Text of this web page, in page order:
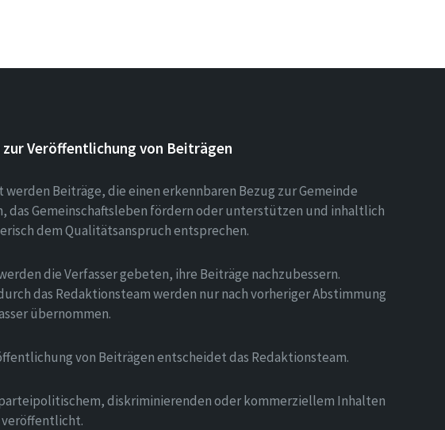
zur Veröffentlichung von Beiträgen
Beiträge, die einen erkennbaren Bezug zur Gemeinde
das Gemeinschaftsleben fördern oder unterstützen und inhaltlich
dem Qualitätsanspruch entsprechen.
die Verfasser gebeten, ihre Beiträge nachzubessern.
das Redaktionsteam werden nur nach vorheriger Abstimmung
übernommen.
von Beiträgen entscheidet das Redaktionsteam.
diskriminierenden oder kommerziellem Inhalten